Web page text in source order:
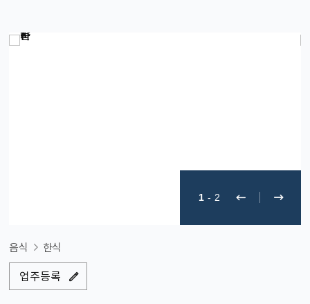
1 - 2
음식 한식
업주등록